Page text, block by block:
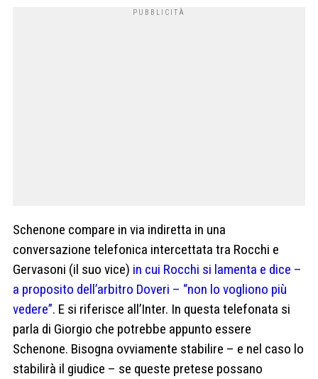
Schenone compare in via indiretta in una
conversazione telefonica intercettata tra Rocchi e
Gervasoni (il suo vice) in cui Rocchi si lamenta e dice –
a proposito dell’arbitro Doveri – “non lo vogliono più
vedere”. E si riferisce all’Inter. In questa telefonata si
parla di Giorgio che potrebbe appunto essere
Schenone. Bisogna ovviamente stabilire – e nel caso lo
stabilirà il giudice – se queste pretese possano